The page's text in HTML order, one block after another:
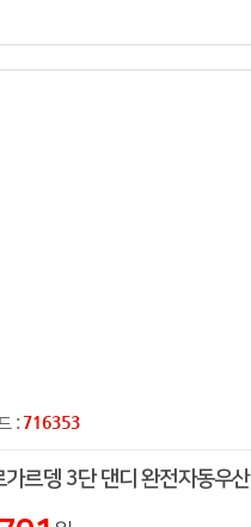
:716353
가르뎅 3단 댄디 완전자동우산